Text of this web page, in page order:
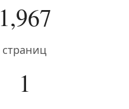
1,967
страниц
1